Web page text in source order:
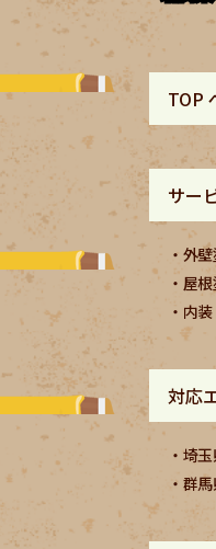
TOP
サー
外
屋
内
対応
埼
群